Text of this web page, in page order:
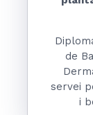
de
servei
i